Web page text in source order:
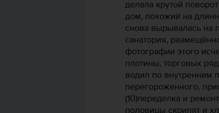
делала крутой
дом, похожий на
снова вырывалась на
санатория,
фотографии этого
плотины, торговых
водил по внутренним
перегороженного,
(10)переделка и
половицы скрипят и